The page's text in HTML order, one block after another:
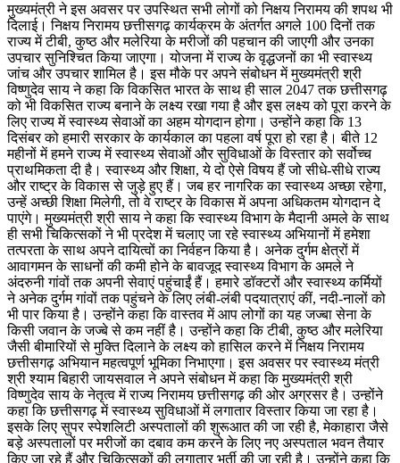
मुख्यमंत्री ने इस अवसर पर उपस्थित सभी लोगों को निक्षय निरामय की शपथ भी
दिलाई। निक्षय निरामय छत्तीसगढ़ कार्यक्रम के अंतर्गत अगले 100 दिनों तक
राज्य में टीबी, कुष्ठ और मलेरिया के मरीजों की पहचान की जाएगी और उनका
उपचार सुनिश्चित किया जाएगा। योजना में राज्य के वृद्धजनों का भी स्वास्थ्य
जांच और उपचार शामिल है। इस मौके पर अपने संबोधन में मुख्यमंत्री श्री
विष्णुदेव साय ने कहा कि विकसित भारत के साथ ही साल 2047 तक छत्तीसगढ़
को भी विकसित राज्य बनाने के लक्ष्य रखा गया है और इस लक्ष्य को पूरा करने के
लिए राज्य में स्वास्थ्य सेवाओं का अहम योगदान होगा। उन्होंने कहा कि 13
दिसंबर को हमारी सरकार के कार्यकाल का पहला वर्ष पूरा हो रहा है। बीते 12
महीनों में हमने राज्य में स्वास्थ्य सेवाओं और सुविधाओं के विस्तार को सर्वोच्च
प्राथमिकता दी है। स्वास्थ्य और शिक्षा, ये दो ऐसे विषय हैं जो सीधे-सीधे राज्य
और राष्ट्र के विकास से जुड़े हुए हैं। जब हर नागरिक का स्वास्थ्य अच्छा रहेगा,
उन्हें अच्छी शिक्षा मिलेगी, तो वे राष्ट्र के विकास में अपना अधिकतम योगदान दे
पाएंगे। मुख्यमंत्री श्री साय ने कहा कि स्वास्थ्य विभाग के मैदानी अमले के साथ
ही सभी चिकित्सकों ने भी प्रदेश में चलाए जा रहे स्वास्थ्य अभियानों में हमेशा
तत्परता के साथ अपने दायित्वों का निर्वहन किया है। अनेक दुर्गम क्षेत्रों में
आवागमन के साधनों की कमी होने के बावजूद स्वास्थ्य विभाग के अमले ने
अंदरुनी गांवों तक अपनी सेवाएं पहुंचाईं हैं। हमारे डॉक्टरों और स्वास्थ्य कर्मियों
ने अनेक दुर्गम गांवों तक पहुंचने के लिए लंबी-लंबी पदयात्राएं कीं, नदी-नालों को
भी पार किया है। उन्होंने कहा कि वास्तव में आप लोगों का यह जज्बा सेना के
किसी जवान के जज्बे से कम नहीं है। उन्होंने कहा कि टीबी, कुष्ठ और मलेरिया
जैसी बीमारियों से मुक्ति दिलाने के लक्ष्य को हासिल करने में निक्षय निरामय
छत्तीसगढ़ अभियान महत्वपूर्ण भूमिका निभाएगा। इस अवसर पर स्वास्थ्य मंत्री
श्री श्याम बिहारी जायसवाल ने अपने संबोधन में कहा कि मुख्यमंत्री श्री
विष्णुदेव साय के नेतृत्व में राज्य निरामय छत्तीसगढ़ की ओर अग्रसर है। उन्होंने
कहा कि छत्तीसगढ़ में स्वास्थ्य सुविधाओं में लगातार विस्तार किया जा रहा है।
इसके लिए सुपर स्पेशलिटी अस्पतालों की शुरूआत की जा रही है, मेकाहारा जैसे
बड़े अस्पतालों पर मरीजों का दबाव कम करने के लिए नए अस्पताल भवन तैयार
किए जा रहे हैं और चिकित्सकों की लगातार भर्ती की जा रही है। उन्होंने कहा कि